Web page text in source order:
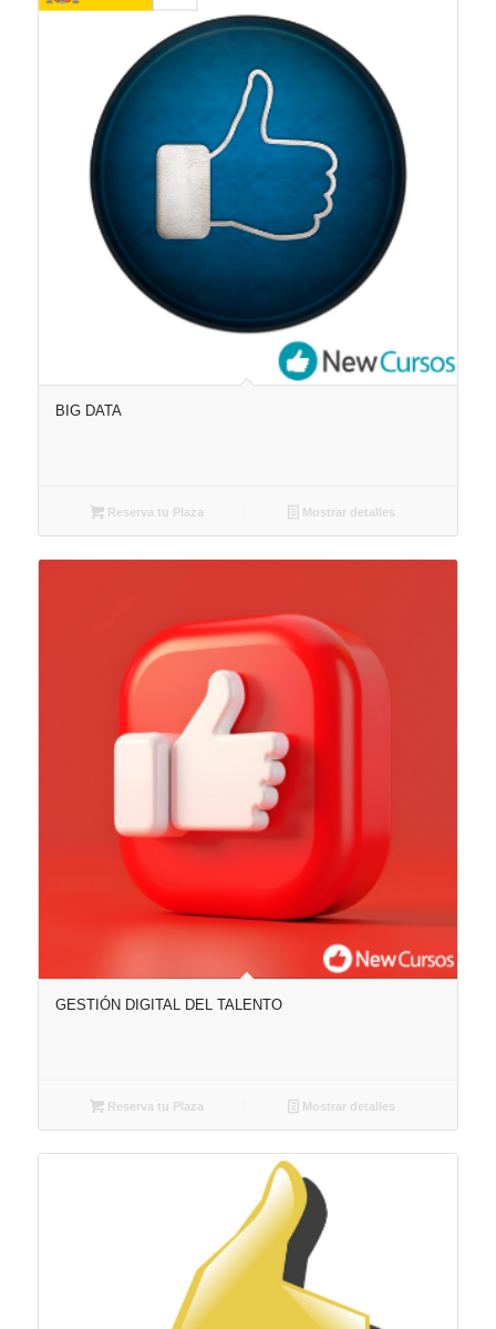
BIG DATA
Reserva tu Plaza Mostrar detalles
GESTIÓN DIGITAL DEL TALENTO
Reserva tu Plaza Mostrar detalles